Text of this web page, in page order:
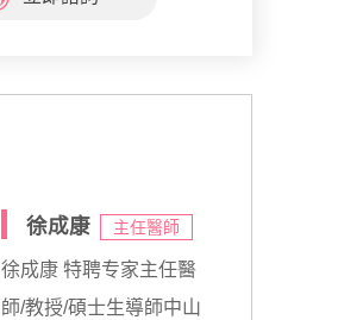
徐成康 主任醫師
徐成康 特聘专家主任醫
師/教授/碩士生導師中山